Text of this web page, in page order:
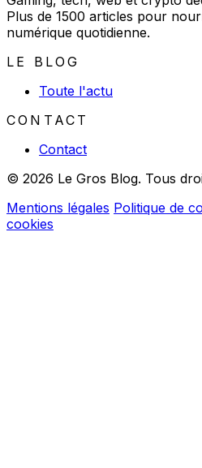
Plus de 1500 articles pour
numérique quotidienne.
LE BLOG
Toute l'actu
CONTACT
Contact
© 2026 Le Gros Blog. Tous
Mentions légales Politique de
cookies